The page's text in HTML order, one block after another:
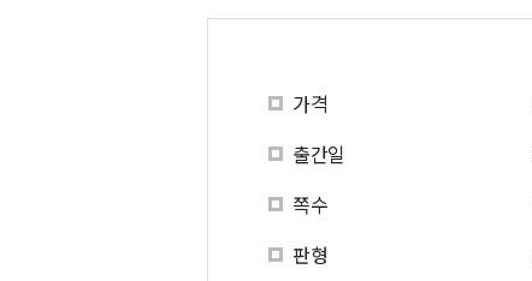
가격
출간일
쪽수
판형